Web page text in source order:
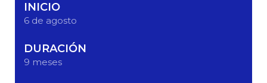
INICIO
6 de agosto
DURACIÓN
9 meses